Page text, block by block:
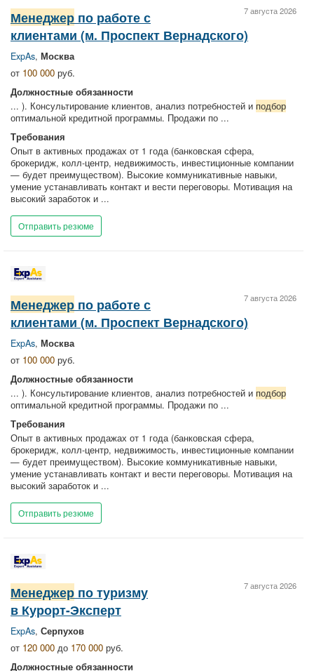
7 августа 2026
Менеджер по работе с
клиентами (м. Проспект Вернадского)
ExpAs, Москва
от 100 000 руб.
Должностные обязанности
... ). Консультирование клиентов, анализ потребностей и подбор
оптимальной кредитной программы. Продажи по ...
Требования
Опыт в активных продажах от 1 года (банковская сфера,
брокеридж, колл-центр, недвижимость, инвестиционные компании
— будет преимуществом). Высокие коммуникативные навыки,
умение устанавливать контакт и вести переговоры. Мотивация на
высокий заработок и ...
Отправить резюме
7 августа 2026
Менеджер по работе с
клиентами (м. Проспект Вернадского)
ExpAs, Москва
от 100 000 руб.
Должностные обязанности
... ). Консультирование клиентов, анализ потребностей и подбор
оптимальной кредитной программы. Продажи по ...
Требования
Опыт в активных продажах от 1 года (банковская сфера,
брокеридж, колл-центр, недвижимость, инвестиционные компании
— будет преимуществом). Высокие коммуникативные навыки,
умение устанавливать контакт и вести переговоры. Мотивация на
высокий заработок и ...
Отправить резюме
7 августа 2026
Менеджер по туризму
в Курорт-Эксперт
ExpAs, Серпухов
от 120 000 до 170 000 руб.
Должностные обязанности